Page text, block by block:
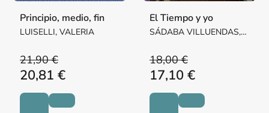
Principio, medio, fin
LUISELLI, VALERIA
21,90 €
20,81 €
El Tiempo y yo
SÁDABA VILLUENDAS,
18,00 €
17,10 €